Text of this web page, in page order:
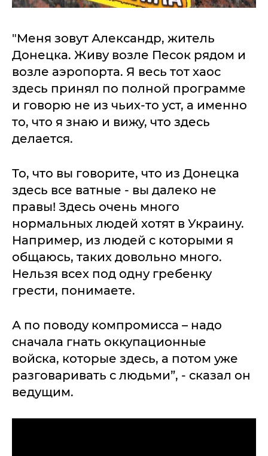
"Меня зовут Александр, житель
Донецка. Живу возле Песок рядом и
возле аэропорта. Я весь тот хаос
здесь принял по полной программе
и говорю не из чьих-то уст, а именно
то, что я знаю и вижу, что здесь
делается.
То, что вы говорите, что из Донецка
здесь все ватные - вы далеко не
правы! Здесь очень много
нормальных людей хотят в Украину.
Например, из людей с которыми я
общаюсь, таких довольно много.
Нельзя всех под одну гребенку
грести, понимаете.
А по поводу компромисса – надо
сначала гнать оккупационные
войска, которые здесь, а потом уже
разговаривать с людьми”, - сказал он
ведущим.